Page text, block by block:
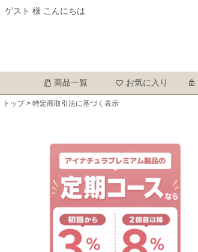
ゲスト 様 こんにちは
商品一覧 お気に入り
トップ 特定商取引法に基づく表示